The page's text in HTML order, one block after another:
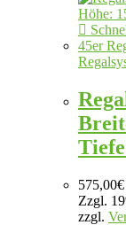
45er
575,00€
Zzgl.
zzgl.